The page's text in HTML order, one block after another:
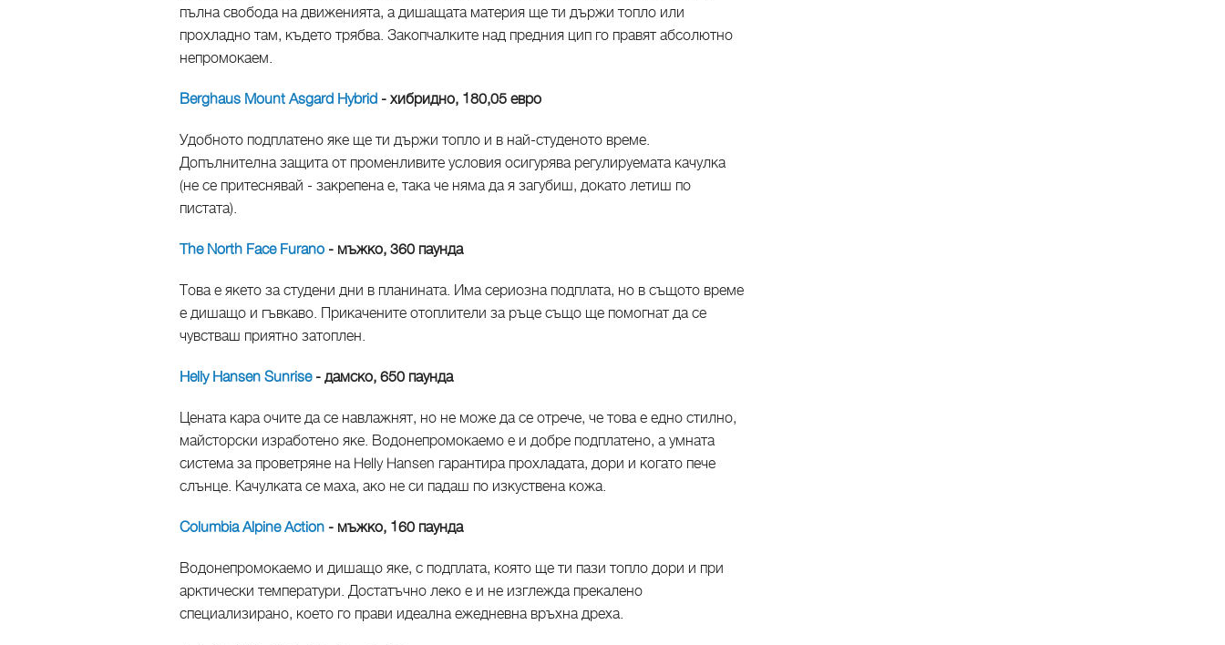
пълна свобода на движенията, а дишащата материя ще ти държи топло или
прохладно там, където трябва. Закопчалките над предния цип го правят абсолютно
непромокаем.
Berghaus Mount Asgard Hybrid - хибридно, 180,05 евро
Удобното подплатено яке ще ти държи топло и в най-студеното време.
Допълнителна защита от променливите условия осигурява регулируемата качулка
(не се притеснявай - закрепена е, така че няма да я загубиш, докато летиш по
пистата).
The North Face Furano - мъжко, 360 паунда
Това е якето за студени дни в планината. Има сериозна подплата, но в същото време
е дишащо и гъвкаво. Прикачените отоплители за ръце също ще помогнат да се
чувстваш приятно затоплен.
Helly Hansen Sunrise- дамско, 650 паунда
Цената кара очите да се навлажнят, но не може да се отрече, че това е едно стилно,
майсторски изработено яке. Водонепромокаемо е и добре подплатено, а умната
система за проветряне на Helly Hansen гарантира прохладата, дори и когато пече
слънце. Качулката се маха, ако не си падаш по изкуствена кожа.
Columbia Alpine Action - мъжко, 160 паунда
Водонепромокаемо и дишащо яке, с подплата, която ще ти пази топло дори и при
арктически температури. Достатъчно леко е и не изглежда прекалено
специализирано, което го прави идеална ежедневна връхна дреха.